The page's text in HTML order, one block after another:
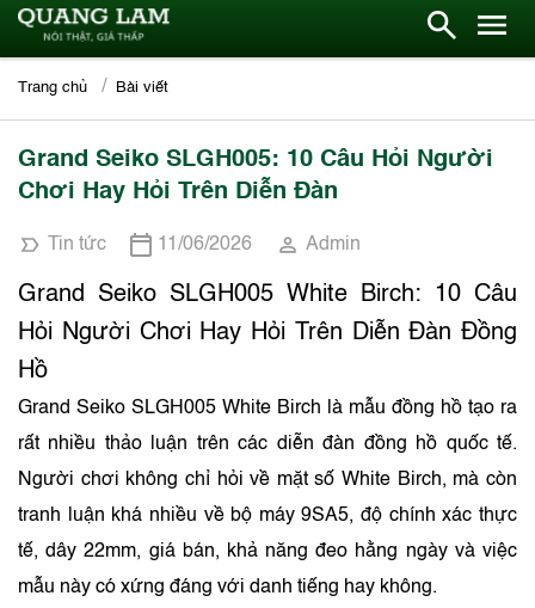
Trang chủ Bài viết
Grand Seiko SLGH005: 10 Câu Hỏi Người
Chơi Hay Hỏi Trên Diễn Đàn
Tin tức 11/06/2026 Admin
Grand Seiko SLGH005 White Birch: 10 Câu
Hỏi Người Chơi Hay Hỏi Trên Diễn Đàn Đồng
Hồ
Grand Seiko SLGH005 White Birch là mẫu đồng hồ tạo ra
rất nhiều thảo luận trên các diễn đàn đồng hồ quốc tế.
Người chơi không chỉ hỏi về mặt số White Birch, mà còn
tranh luận khá nhiều về bộ máy 9SA5, độ chính xác thực
tế, dây 22mm, giá bán, khả năng đeo hằng ngày và việc
mẫu này có xứng đáng với danh tiếng hay không.